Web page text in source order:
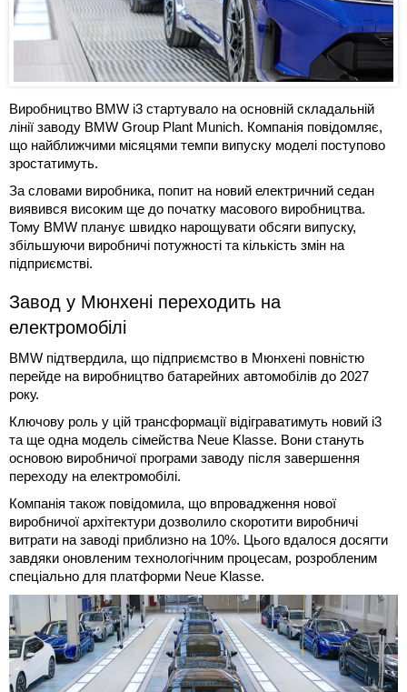
Виробництво BMW i3 стартувало на основній складальній
лінії заводу BMW Group Plant Munich. Компанія повідомляє,
що найближчими місяцями темпи випуску моделі поступово
зростатимуть.
За словами виробника, попит на новий електричний седан
виявився високим ще до початку масового виробництва.
Тому BMW планує швидко нарощувати обсяги випуску,
збільшуючи виробничі потужності та кількість змін на
підприємстві.
Завод у Мюнхені переходить на
електромобілі
BMW підтвердила, що підприємство в Мюнхені повністю
перейде на виробництво батарейних автомобілів до 2027
року.
Ключову роль у цій трансформації відіграватимуть новий i3
та ще одна модель сімейства Neue Klasse. Вони стануть
основою виробничої програми заводу після завершення
переходу на електромобілі.
Компанія також повідомила, що впровадження нової
виробничої архітектури дозволило скоротити виробничі
витрати на заводі приблизно на 10%. Цього вдалося досягти
завдяки оновленим технологічним процесам, розробленим
спеціально для платформи Neue Klasse.